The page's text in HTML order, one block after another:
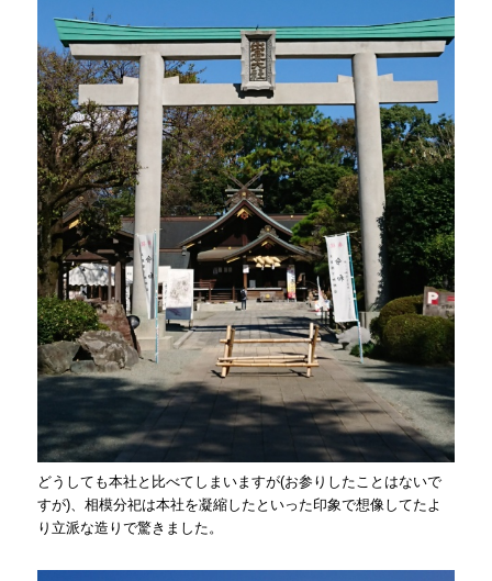
どうしても本社と比べてしまいますが(お参りしたことはないで
すが)、相模分祀は本社を凝縮したといった印象で想像してたよ
り立派な造りで驚きました。